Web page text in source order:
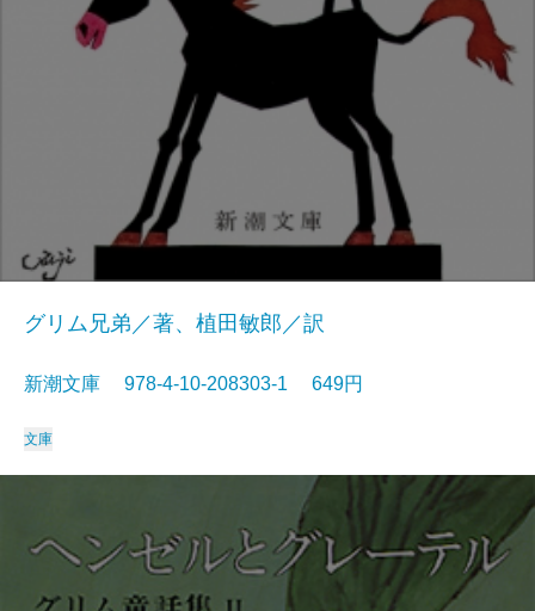
グリム兄弟／著、植田敏郎／訳
新潮文庫 978-4-10-208303-1 649円
文庫